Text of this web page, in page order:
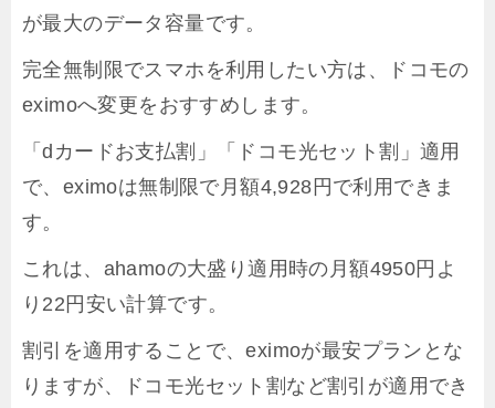
が最大のデータ容量です。
完全無制限でスマホを利用したい方は、ドコモの
eximoへ変更をおすすめします。
「dカードお支払割」「ドコモ光セット割」適用
で、eximoは無制限で月額4,928円で利用できま
す。
これは、ahamoの大盛り適用時の月額4950円よ
り22円安い計算です。
割引を適用することで、eximoが最安プランとな
りますが、ドコモ光セット割など割引が適用でき